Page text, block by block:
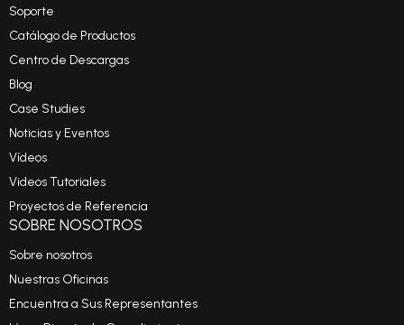
Soporte
Catálogo de Productos
Centro de Descargas
Blog
Case Studies
Noticias y Eventos
Vídeos
Videos Tutoriales
Proyectos de Referencia
SOBRE NOSOTROS
Sobre nosotros
Nuestras Oficinas
Encuentra a Sus Representantes